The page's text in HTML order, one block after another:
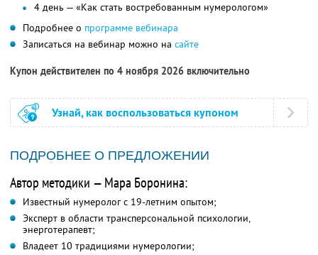
4 день — «Как стать востребованным нумерологом»
Подробнее о программе вебинара
Записаться на вебинар можно на сайте
Купон действителен по 4 ноября 2026 включительно
Узнай, как воспользоваться купоном
ПОДРОБНЕЕ О ПРЕДЛОЖЕНИИ
Автор методики — Мара Боронина:
Известный нумеролог с 19-летним опытом;
Эксперт в области трансперсональной психологии,
энерготерапевт;
Владеет 10 традициями нумерологии;